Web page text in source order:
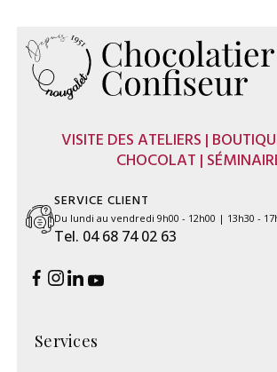
VISITE DES ATELIERS |
CHOCOLAT |
SERVICE CLIENT
Du lundi au vendredi 9h00 - 12h00 | 13h30 -
Tel. 04 68 74 02 63
Services